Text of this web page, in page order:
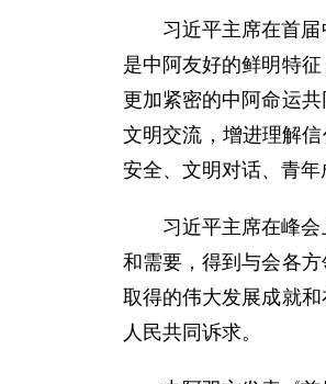
习近平主席在首
是中阿友好的鲜明特
更加紧密的中阿命运
文明交流，增进理解
安全、文明对话、青年
习近平主席在峰
和需要，得到与会各
取得的伟大发展成就
人民共同诉求。